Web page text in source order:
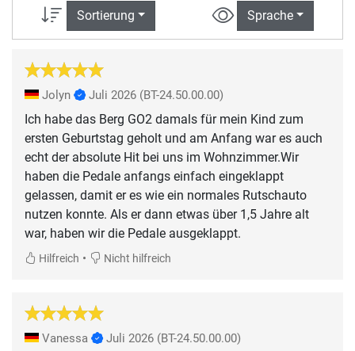
Sortierung Sprache
Jolyn Juli 2026 (BT-24.50.00.00)
Ich habe das Berg GO2 damals für mein Kind zum
ersten Geburtstag geholt und am Anfang war es auch
echt der absolute Hit bei uns im Wohnzimmer.Wir
haben die Pedale anfangs einfach eingeklappt
gelassen, damit er es wie ein normales Rutschauto
nutzen konnte. Als er dann etwas über 1,5 Jahre alt
war, haben wir die Pedale ausgeklappt.
Hilfreich • Nicht hilfreich
Vanessa Juli 2026 (BT-24.50.00.00)